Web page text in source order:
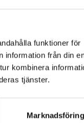
funktioner för
information från din
kombinera
tjänster.
Marknadsföring